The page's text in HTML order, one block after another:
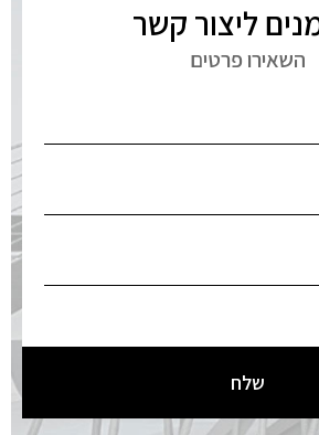
ליצור קשר
השאירו פרטים